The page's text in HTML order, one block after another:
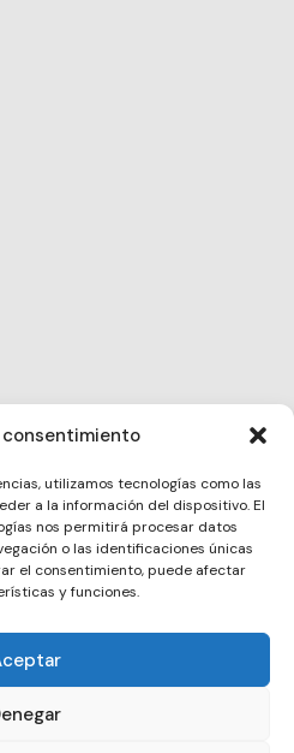
utilizamos tecnologías como las
a la información del dispositivo. El
nos permitirá procesar datos
o las identificaciones únicas
el consentimiento, puede afectar
y funciones.